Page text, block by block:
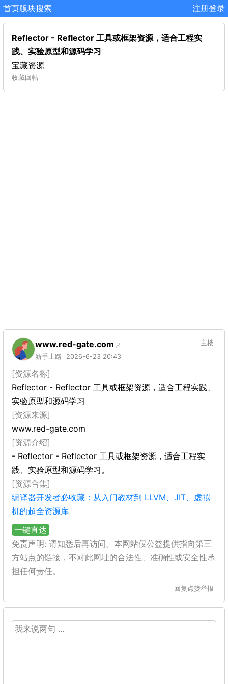
首页版块搜索 注册登录
Reflector - Reflector 工具或框架资源，适合工程实
践、实验原型和源码学习
宝藏资源
收藏回帖
www.red-gate.com
新手上路 2026-6-23 20:43
主楼
[资源名称]
Reflector - Reflector 工具或框架资源，适合工程实践、
实验原型和源码学习
[资源来源]
www.red-gate.com
[资源介绍]
- Reflector - Reflector 工具或框架资源，适合工程实
践、实验原型和源码学习。
[资源合集]
编译器开发者必收藏：从入门教材到 LLVM、JIT、虚拟
机的超全资源库
一键直达
免责声明: 请知悉后再访问。本网站仅公益提供指向第三
方站点的链接，不对此网址的合法性、准确性或安全性承
担任何责任。
回复 点赞举报